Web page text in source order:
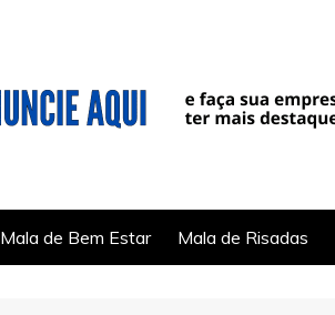
Mala de Bem Estar Mala de Risadas